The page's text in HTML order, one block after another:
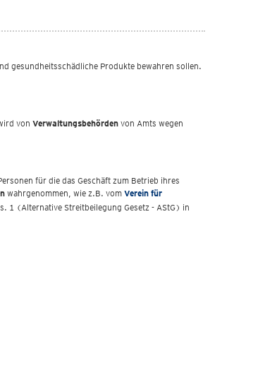
gesundheitsschädliche Produkte bewahren sollen.
von Verwaltungsbehörden von Amts wegen
für die das Geschäft zum Betrieb ihres
wahrgenommen, wie z.B. vom Verein für
1 (Alternative Streitbeilegung Gesetz - AStG) in